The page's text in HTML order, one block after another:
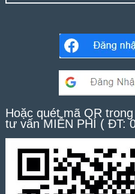
Hoặc quét mã QR
tư vấn MIỄN PHÍ ( ĐT: